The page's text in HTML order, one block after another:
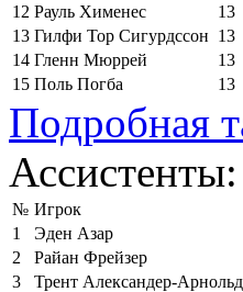
12 Рауль Хименес
13
13 Гилфи Тор Сигурдссон 13
14 Гленн Мюррей
13
15 Поль Погба 13
Подробная
Ассистенты:
№ Игрок
1
Эден Азар
2
Райан Фрейзер
3
Трент Александер-Арнольд